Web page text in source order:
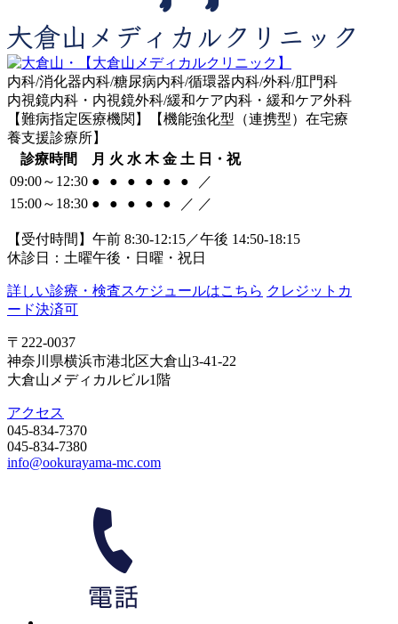
内科/消化器内科/糖尿病内科/循環器内科/外科/肛門科
内視鏡内科・内視鏡外科/緩和ケア内科・緩和ケア外科
【難病指定医療機関】【機能強化型（連携型）在宅療
養支援診療所】
診療時間
月 火 水 木 金 土 日・祝
09:00～12:30 ● ● ● ● ● ●
／
15:00～18:30 ● ● ● ● ● ／ ／
【受付時間】午前 8:30-12:15／午後 14:50-18:15
休診日：土曜午後・日曜・祝日
詳しい診療・検査スケジュールはこちら クレジットカ
ード決済可
〒222-0037
神奈川県横浜市港北区大倉山3-41-22
大倉山メディカルビル1階
アクセス
045-834-7370
045-834-7380
info@ookurayama-mc.com